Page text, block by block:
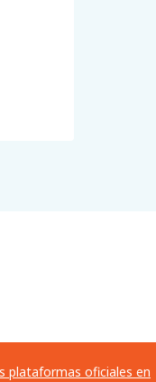
plataformas oficiales en